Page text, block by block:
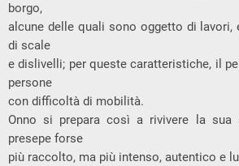
borgo,
alcune delle quali sono oggetto di lavori,
di scale
e dislivelli; per queste caratteristiche, il
persone
con difficoltà di mobilità.
Onno si prepara così a rivivere la sua
presepe forse
più raccolto, ma più intenso, autentico e